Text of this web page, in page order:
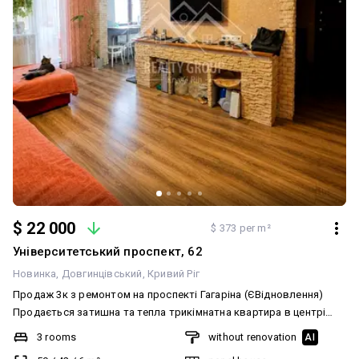
$ 22 000 $ 373 per m²
Університетський проспект, 62
Новинка Довгинцівський Кривий Ріг
Продаж 3к з ремонтом на проспекті Гагаріна (ЄВідновлення)
Продається затишна та тепла трикімнатна квартира в центрі
міста по проспекту Гагаріна. Квартира знаходиться на п'ятому
поверсі п'ятиповерхового будинку. Загальна площа - 59кв м,
3 rooms
without renovation AI